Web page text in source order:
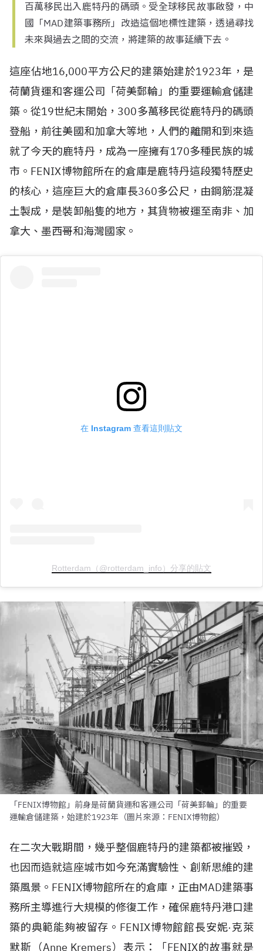
百萬移民出入鹿特丹的碼頭。受全球移民故事啟發，中
國「MAD建築事務所」改造這個地標性建築，透過尋找
未來與過去之間的交流，將建築的故事延續下去。
這座佔地16,000平方公尺的建築始建於1923年，是
荷蘭貨運和客運公司「荷美郵輪」的重要運輸倉儲建
築。從19世紀末開始，300多萬移民從鹿特丹的碼頭
登船，前往美國和加拿大等地，人們的離開和到來造
就了今天的鹿特丹，成為一座擁有170多種民族的城
市。FENIX博物館所在的倉庫是鹿特丹這段獨特歷史
的核心，這座巨大的倉庫長360多公尺，由鋼筋混凝
土製成，是裝卸船隻的地方，其貨物被運至南非、加
拿大、墨西哥和海灣國家。
在 Instagram 查看這則貼文
Rotterdam（@rotterdam_info）分享的貼文
「FENIX博物館」前身是荷蘭貨運和客運公司「荷美郵輪」的重要
運輸倉儲建築，始建於1923年（圖片來源：FENIX博物館）
在二次大戰期間，幾乎整個鹿特丹的建築都被摧毀，
也因而造就這座城市如今充滿實驗性、創新思維的建
築風景。FENIX博物館所在的倉庫，正由MAD建築事
務所主導進行大規模的修復工作，確保鹿特丹港口建
築的典範能夠被留存。FENIX博物館館長安妮·克萊
默斯（Anne Kremers）表示：「FENIX的故事就是